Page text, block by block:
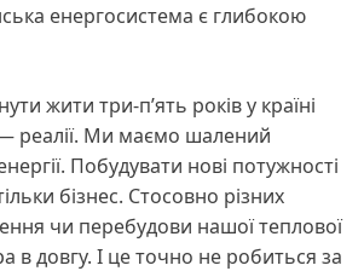
енергосистема є глибокою
жити три-пʼять років у країні
реалії. Ми маємо шалений
Побудувати нові потужності
бізнес. Стосовно різних
чи перебудови нашої теплової
в довгу. І це точно не робиться за